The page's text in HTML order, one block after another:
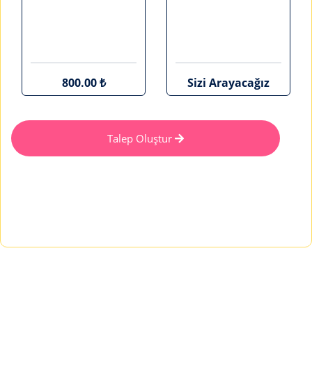
800.00 ₺ Sizi Arayacağız
Talep Oluştur